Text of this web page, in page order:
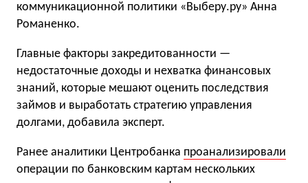
коммуникационной политики «Выберу.ру» Анна
Романенко.
Главные факторы закредитованности —
недостаточные доходы и нехватка финансовых
знаний, которые мешают оценить последствия
займов и выработать стратегию управления
долгами, добавила эксперт.
Ранее аналитики Центробанка проанализировали
операции по банковским картам нескольких